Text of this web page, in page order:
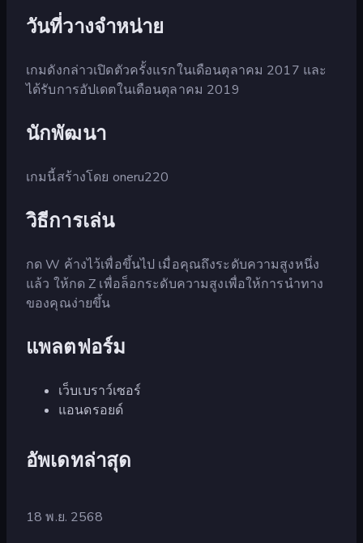
วันที่วางจำหน่าย
เกมดังกล่าวเปิดตัวครั้งแรกในเดือนตุลาคม 2017 และ
ได้รับการอัปเดตในเดือนตุลาคม 2019
นักพัฒนา
เกมนี้สร้างโดย oneru220
วิธีการเล่น
กด W ค้างไว้เพื่อขึ้นไป เมื่อคุณถึงระดับความสูงหนึ่ง
แล้ว ให้กด Z เพื่อล็อกระดับความสูงเพื่อให้การนำทาง
ของคุณง่ายขึ้น
แพลตฟอร์ม
เว็บเบราว์เซอร์
แอนดรอยด์
อัพเดทล่าสุด
18 พ.ย. 2568